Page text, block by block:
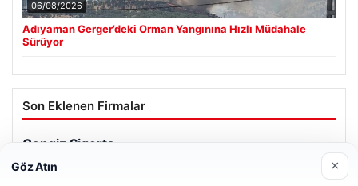
06/08/2026
Adıyaman Gerger’deki Orman Yangınına Hızlı Müdahale
Sürüyor
Son Eklenen Firmalar
Göz Atın ×